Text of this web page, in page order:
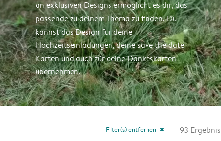
an exklusiven Designs ermöglicht es dir, das
passende zu deinem Thema zu finden. Du
kannst das Design für deine
Hochzeitseinladungen, deine save the date
Karten und auch für deine Dankeskarten
übernehmen.
Filter(s) entfernen close 93